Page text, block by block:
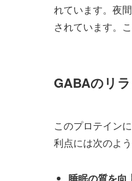
れています。夜
されています。
GABAのリ
このプロテイン
利点には次のよ